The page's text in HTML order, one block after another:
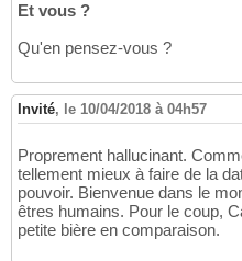
Et vous ?
Qu'en pensez-vous ?
Invité, le 10/04/2018 à 04h57
Proprement hallucinant.
tellement mieux à faire de la
pouvoir. Bienvenue dans le
êtres humains. Pour le coup,
petite bière en comparaison.